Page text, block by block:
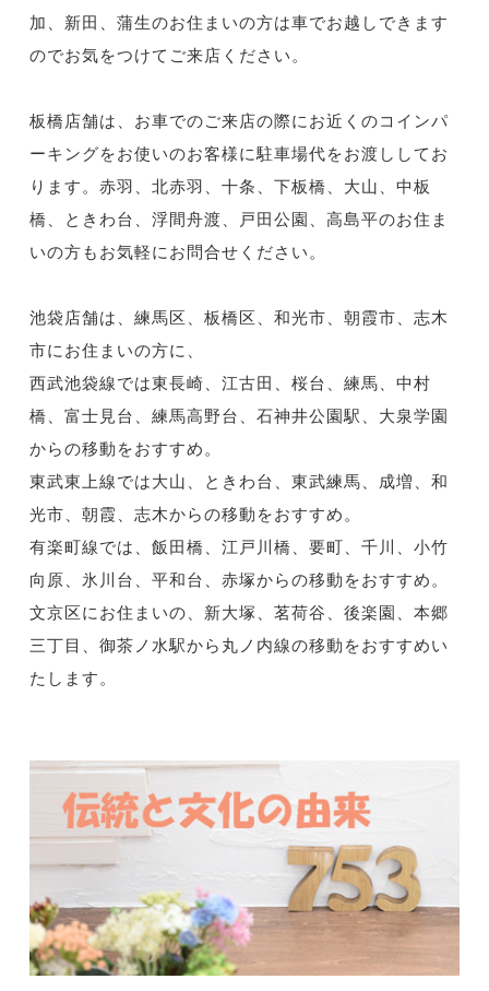
加、新田、蒲生のお住まいの方は車でお越しできます
のでお気をつけてご来店ください。
板橋店舗は、お車でのご来店の際にお近くのコインパ
ーキングをお使いのお客様に駐車場代をお渡ししてお
ります。赤羽、北赤羽、十条、下板橋、大山、中板
橋、ときわ台、浮間舟渡、戸田公園、高島平のお住ま
いの方もお気軽にお問合せください。
池袋店舗は、練馬区、板橋区、和光市、朝霞市、志木
市にお住まいの方に、
西武池袋線では東長崎、江古田、桜台、練馬、中村
橋、富士見台、練馬高野台、石神井公園駅、大泉学園
からの移動をおすすめ。
東武東上線では大山、ときわ台、東武練馬、成増、和
光市、朝霞、志木からの移動をおすすめ。
有楽町線では、飯田橋、江戸川橋、要町、千川、小竹
向原、氷川台、平和台、赤塚からの移動をおすすめ。
文京区にお住まいの、新大塚、茗荷谷、後楽園、本郷
三丁目、御茶ノ水駅から丸ノ内線の移動をおすすめい
たします。